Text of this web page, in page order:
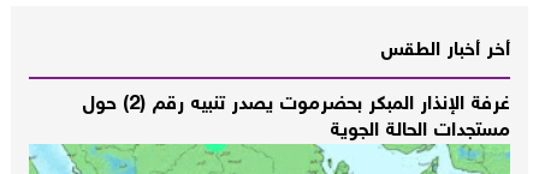
أخر أخبار الطقس
غرفة الإنذار المبكر بحضرموت يصدر تنبيه رقم (2) حول
مستجدات الحالة الجوية